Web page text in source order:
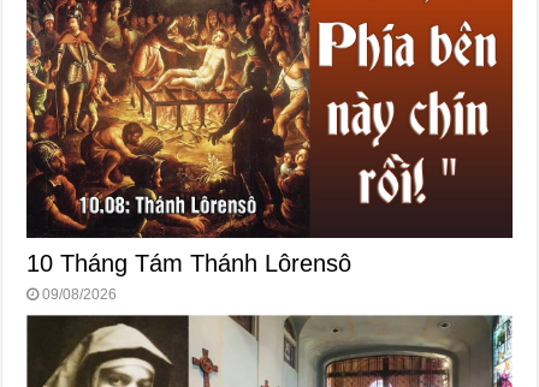
10 Tháng Tám Thánh Lôrensô
09/08/2026